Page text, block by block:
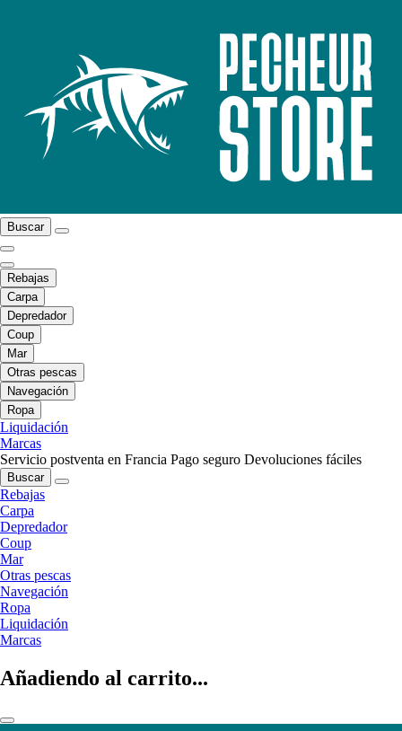
Buscar
Rebajas
Carpa
Depredador
Coup
Mar
Otras pescas
Navegación
Ropa
Liquidación
Marcas
Servicio postventa en Francia Pago seguro Devoluciones fáciles
Buscar
Rebajas
Carpa
Depredador
Coup
Mar
Otras pescas
Navegación
Ropa
Liquidación
Marcas
Añadiendo al carrito...